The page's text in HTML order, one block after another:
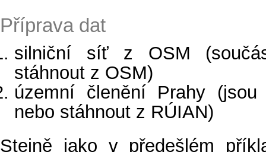
Příprava dat
silniční síť z OSM
stáhnout z OSM)
územní členění Prahy
nebo stáhnout z RÚIAN)
Stejně jako v předešlém